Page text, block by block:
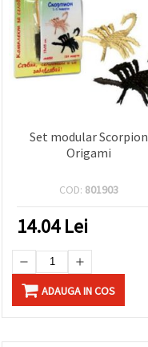
Set modular Scorpion
Origami
COD: 801903
14.04Lei
ADAUGA IN COS